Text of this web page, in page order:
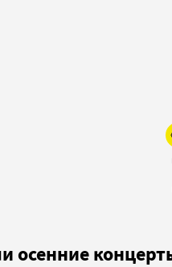
осенние